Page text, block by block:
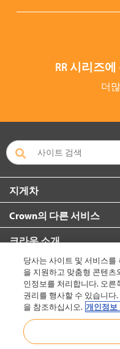
RR 시리즈
더
지게차
Crown의 다른 서비스
크라운 소개
자세한 정보 요청
당사는 사이트 및 서비스를
을 지원하고 맞춤형 콘텐츠
인정보를 처리합니다. 오
권리를 행사할 수 있습니다
을 참조하십시오. 개인정보